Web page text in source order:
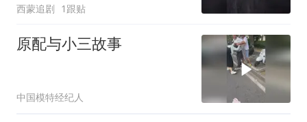
西蒙追剧 1跟贴
原配与小三故事
中国模特经纪人